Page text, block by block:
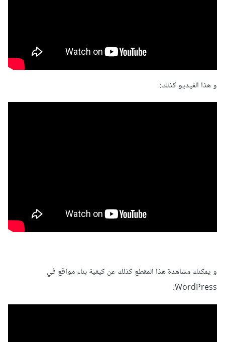
و هذا الفيديو كذلك:
و يمكنك مشاهدة هذا المقطع كذلك عن كيفية بناء مواقع في
WordPress.